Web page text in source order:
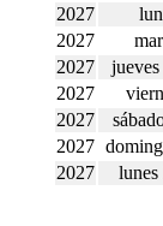
2027
2027
2027
2027
2027
2027
2027